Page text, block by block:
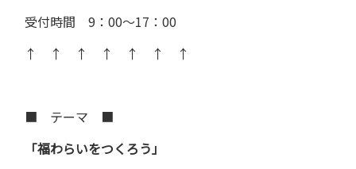
受付時間 9：00～17：00
↑ ↑ ↑ ↑ ↑ ↑ ↑
■ テーマ ■
「福わらいをつくろう」